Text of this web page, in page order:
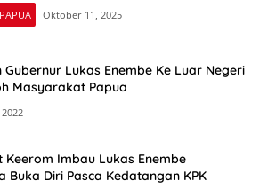
PAPUA Oktober 11, 2025
Lukas Enembe Ke Luar Negeri
Masyarakat Papua
Keerom Imbau Lukas Enembe
Buka Diri Pasca Kedatangan KPK